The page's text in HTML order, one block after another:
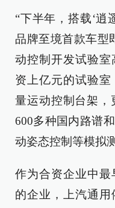
“下半年，搭载‘逍
品牌至境首款车型
动控制开发试验室
资上亿元的试验
量运动控制台架，
600多种国内路谱
动姿态控制等模拟
作为合资企业中
的企业，上汽通